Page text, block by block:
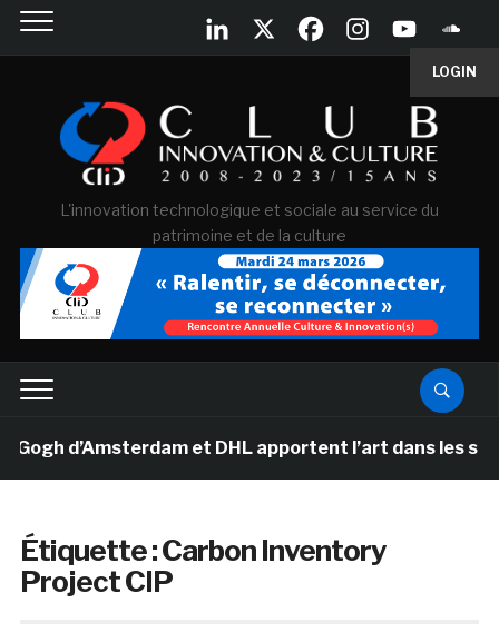
LOGIN
L'innovation technologique et sociale au service du
patrimoine et de la culture
d’Amsterdam et DHL apportent l’art dans les
Étiquette :Carbon Inventory
Project CIP